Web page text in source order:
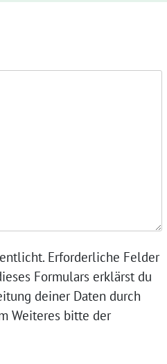
Erforderliche Felder
Formulars erklärst du
deiner Daten durch
Weiteres bitte der